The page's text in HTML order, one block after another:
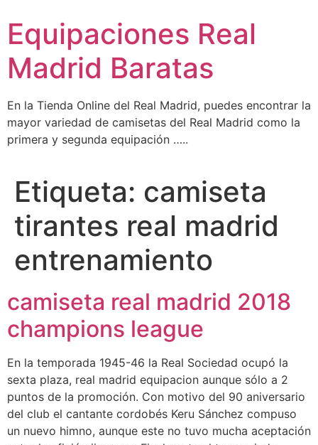
contenido
Equipaciones Real
Madrid Baratas
En la Tienda Online del Real Madrid, puedes encontrar la
mayor variedad de camisetas del Real Madrid como la
primera y segunda equipación …..
Etiqueta: camiseta
tirantes real madrid
entrenamiento
camiseta real madrid 2018
champions league
En la temporada 1945-46 la Real Sociedad ocupó la
sexta plaza, real madrid equipacion aunque sólo a 2
puntos de la promoción. Con motivo del 90 aniversario
del club el cantante cordobés Keru Sánchez compuso
un nuevo himno, aunque este no tuvo mucha aceptación